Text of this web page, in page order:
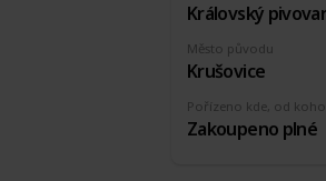
Pořízeno kde, od koho
Zakoupeno plné
Město původu
Krušovice